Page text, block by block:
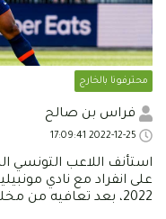
محترفونا بالخارج
فراس بن صالح
استأنف اللاعب التونسي
2022، بعد تعافيه من مخلفات الإصابة.